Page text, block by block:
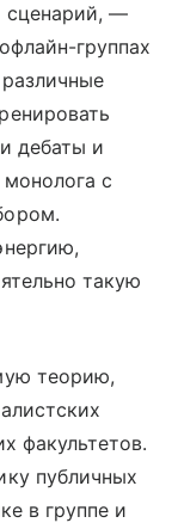
сценарий, —
группах
дебаты и
с
такую
теорию,
факультетов.
публичных
в группе и